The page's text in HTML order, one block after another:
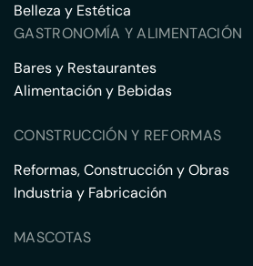
Belleza y Estética
GASTRONOMÍA Y ALIMENTACIÓN
Bares y Restaurantes
Alimentación y Bebidas
CONSTRUCCIÓN Y REFORMAS
Reformas, Construcción y Obras
Industria y Fabricación
MASCOTAS